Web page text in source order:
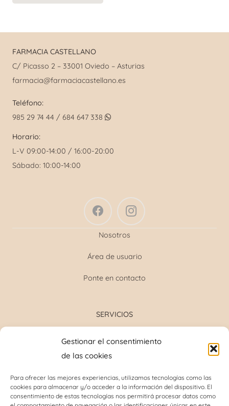
Gestionar el consentimiento
de las cookies
Para ofrecer las mejores experiencias, utilizamos tecnologías como las
cookies para almacenar y/o acceder a la información del dispositivo. El
consentimiento de estas tecnologías nos permitirá procesar datos como
FARMACIA CASTELLANO
C/ Picasso 2 – 33001 Oviedo – Asturias
farmacia@farmaciacastellano.es
Teléfono:
985 29 74 44 / 684 647 338
Horario:
L-V 09:00-14:00 / 16:00-20:00
Sábado: 10:00-14:00
Nosotros
Área de usuario
Ponte en contacto
SERVICIOS
Determinación glucosa y colesterol total
Perforación del lóbulo de la oreja